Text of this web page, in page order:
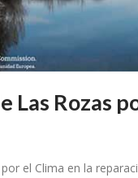
Las Rozas
el Clima en la